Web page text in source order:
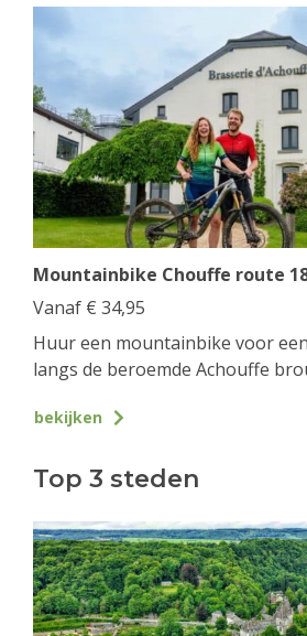
Mountainbike Chouffe route
Vanaf € 34,95
Huur een mountainbike voor
langs de beroemde Achouffe
bekijken
Top 3 steden